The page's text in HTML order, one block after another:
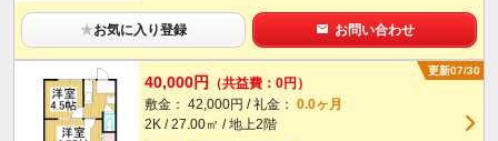
★お気に入り登録 お問い合わせ
更新07/30
40,000円
（共益費：0円）
敷金： 42,000円 / 礼金： 0.0ヶ月
2K / 27.00㎡ / 地上2階